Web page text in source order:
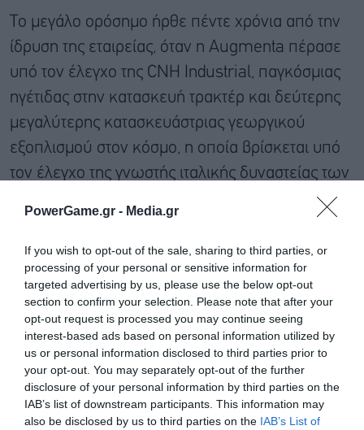
PowerGame.gr - Media.gr
If you wish to opt-out of the sale, sharing to third parties, or
processing of your personal or sensitive information for
targeted advertising by us, please use the below opt-out
section to confirm your selection. Please note that after your
opt-out request is processed you may continue seeing
interest-based ads based on personal information utilized by
us or personal information disclosed to third parties prior to
your opt-out. You may separately opt-out of the further
disclosure of your personal information by third parties on the
IAB’s list of downstream participants. This information may
also be disclosed by us to third parties on the IAB’s List of
Το μεγάλο ορόσημο ήρθε πέντε χρόνια από την
ίδρυση της εταιρείας, όταν η Augmenta πέρασε
υπό τον έλεγχο της CNH Industrial, παγκόσμιας
ηγέτιδας στην κατασκευή τρακτέρ και δεύτερης
μεγαλύτερης κατασκευάστριας γεωργικού
εξοπλισμού στον κόσμο, η οποία βρίσκεται υπό
τον έλεγχο της γνωστής ιταλικής δυναστείας των
Ανιέλι, έναντι 110 εκατ. δολαρίων σε μια από τις
σήμερα. Η συμφωνία αποτέλεσε σημείο
αναφοράς για το ελληνικό οικοσύστημα,
αποδεικνύοντας ότι εταιρείες με βαθιά
τεχνολογία, hardware και βιομηχανικό
προσανατολισμό μπορούν να γεννηθούν και να
αναπτυχθούν διεθνώς ακόμη και εκτός των
παραδοσιακών τεχνολογικών hubs.